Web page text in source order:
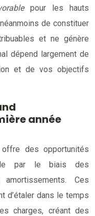
pour les hauts
de constituer
et ne génère
dépend largement de
et de vos objectifs
année
offre des opportunités
par le biais des
Ces
d’étaler dans le temps
charges, créant des